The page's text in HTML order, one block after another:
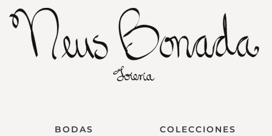
BODAS COLECCIONES